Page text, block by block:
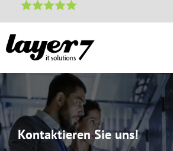
Kontaktieren Sie uns!